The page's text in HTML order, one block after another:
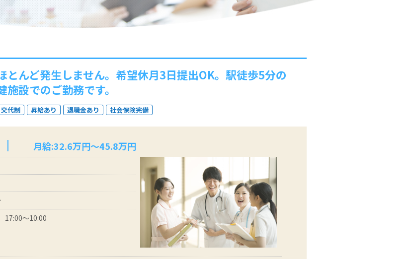
とんど発生しません。希望休月3日提出OK。駅徒歩5分の
設でのご勤務です。
交代制 昇給あり 退職金あり 社会保険完備
月給:32.6万円～45.8万円
17:00～10:00